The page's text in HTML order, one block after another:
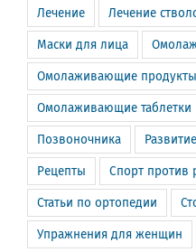
Лечение Лечение
Маски для лица
Омолаживающие продукты
Омолаживающие таблетки
Позвоночника
Рецепты Спорт против
Статьи по ортопедии
Упражнения для женщин